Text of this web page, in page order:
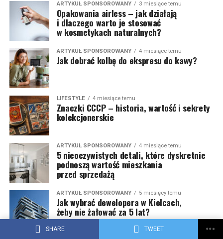
SHARE TWEET
ARTYKUŁ SPONSOROWANY 3 miesiące temu
Opakowania airless – jak działają
i dlaczego warto je stosować
w kosmetykach naturalnych?
ARTYKUŁ SPONSOROWANY 4 miesiące temu
Jak dobrać kolbę do ekspresu do kawy?
LIFESTYLE 4 miesiące temu
Znaczki CCCP – historia, wartość i sekrety
kolekcjonerskie
ARTYKUŁ SPONSOROWANY 4 miesiące temu
5 nieoczywistych detali, które dyskretnie
podnoszą wartość mieszkania
przed sprzedażą
ARTYKUŁ SPONSOROWANY 5 miesięcy temu
Jak wybrać dewelopera w Kielcach,
żeby nie żałować za 5 lat?